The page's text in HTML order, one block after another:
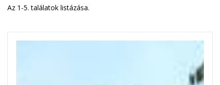
Az 1-5. találatok listázása.